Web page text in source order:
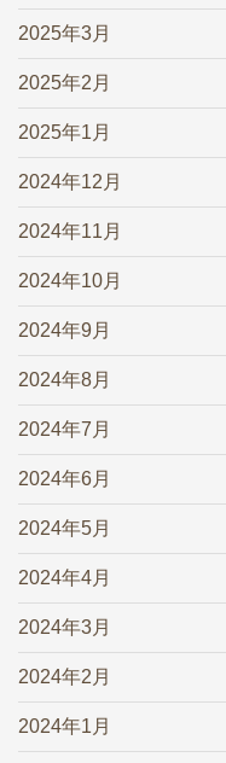
2025年3月
2025年2月
2025年1月
2024年12月
2024年11月
2024年10月
2024年9月
2024年8月
2024年7月
2024年6月
2024年5月
2024年4月
2024年3月
2024年2月
2024年1月